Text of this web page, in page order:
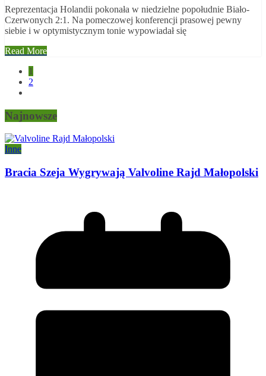
Reprezentacja Holandii pokonała w niedzielne popołudnie Biało-
Czerwonych 2:1. Na pomeczowej konferencji prasowej pewny
siebie i w optymistycznym tonie wypowiadał się
Read More
Stronicowanie
wpisów
1
2
Najnowsze
Inne
Bracia Szeja Wygrywają Valvoline Rajd Małopolski